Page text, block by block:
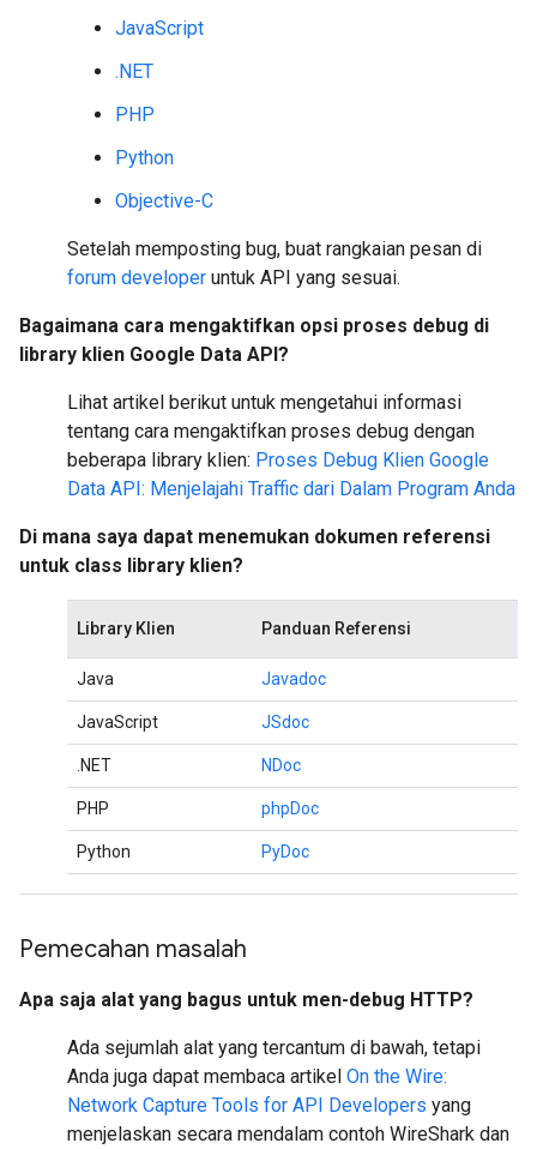
JavaScript
.NET
PHP
Python
Objective-C
Setelah memposting bug, buat rangkaian pesan di
forum developer untuk API yang sesuai.
Bagaimana cara mengaktifkan opsi proses debug di
library klien Google Data API?
Lihat artikel berikut untuk mengetahui informasi
tentang cara mengaktifkan proses debug dengan
beberapa library klien: Proses Debug Klien Google
Data API: Menjelajahi Traffic dari Dalam Program Anda
Di mana saya dapat menemukan dokumen referensi
untuk class library klien?
Library Klien Panduan Referensi
Java Javadoc
JavaScript JSdoc
.NET NDoc
PHP phpDoc
Python PyDoc
Pemecahan masalah
Apa saja alat yang bagus untuk men-debug HTTP?
Ada sejumlah alat yang tercantum di bawah, tetapi
Anda juga dapat membaca artikel On the Wire:
Network Capture Tools for API Developers yang
menjelaskan secara mendalam contoh WireShark dan